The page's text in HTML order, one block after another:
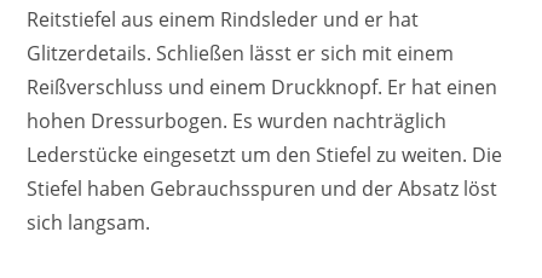
Reitstiefel aus einem Rindsleder und er hat
Glitzerdetails. Schließen lässt er sich mit einem
Reißverschluss und einem Druckknopf. Er hat einen
hohen Dressurbogen. Es wurden nachträglich
Lederstücke eingesetzt um den Stiefel zu weiten. Die
Stiefel haben Gebrauchsspuren und der Absatz löst
sich langsam.